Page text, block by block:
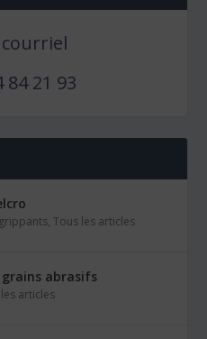
courriel
84 21 93
,Tous les articles
abrasifs
articles